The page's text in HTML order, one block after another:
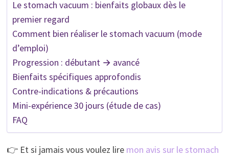
Le stomach vacuum : bienfaits globaux dès le
premier regard
Comment bien réaliser le stomach vacuum (mode
d’emploi)
Progression : débutant → avancé
Bienfaits spécifiques approfondis
Contre-indications & précautions
Mini-expérience 30 jours (étude de cas)
FAQ
👉 Et si jamais vous voulez lire mon avis sur le stomach